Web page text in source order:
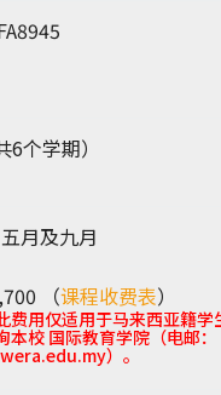
销专业文凭课程 (DIM)
- 01/02/2028)
6个学期）
月及九月
（课程收费表）
费用仅适用于马来西亚籍学
本校 国际教育学院（电邮：
）。